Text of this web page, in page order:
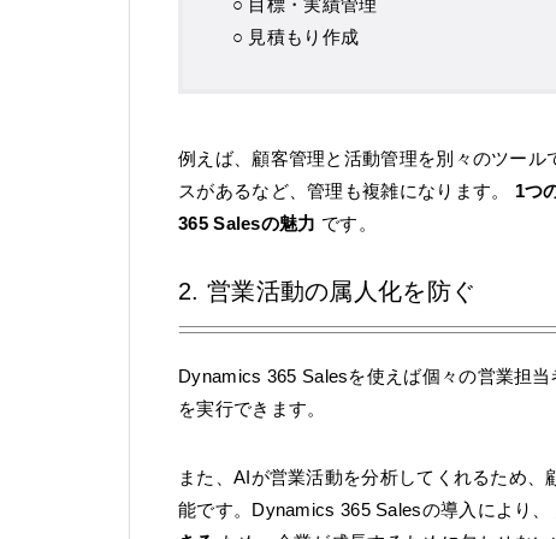
○ 見積もり作成
例えば、顧客管理と活動管理を別々のツー
スがあるなど、管理も複雑になります。 1つ
365 Salesの魅力 です。
2. 営業活動の属人化を防ぐ
Dynamics 365 Salesを使えば個々の営業担
を実行できます。
また、AIが営業活動を分析してくれるため
能です。Dynamics 365 Salesの導入により、